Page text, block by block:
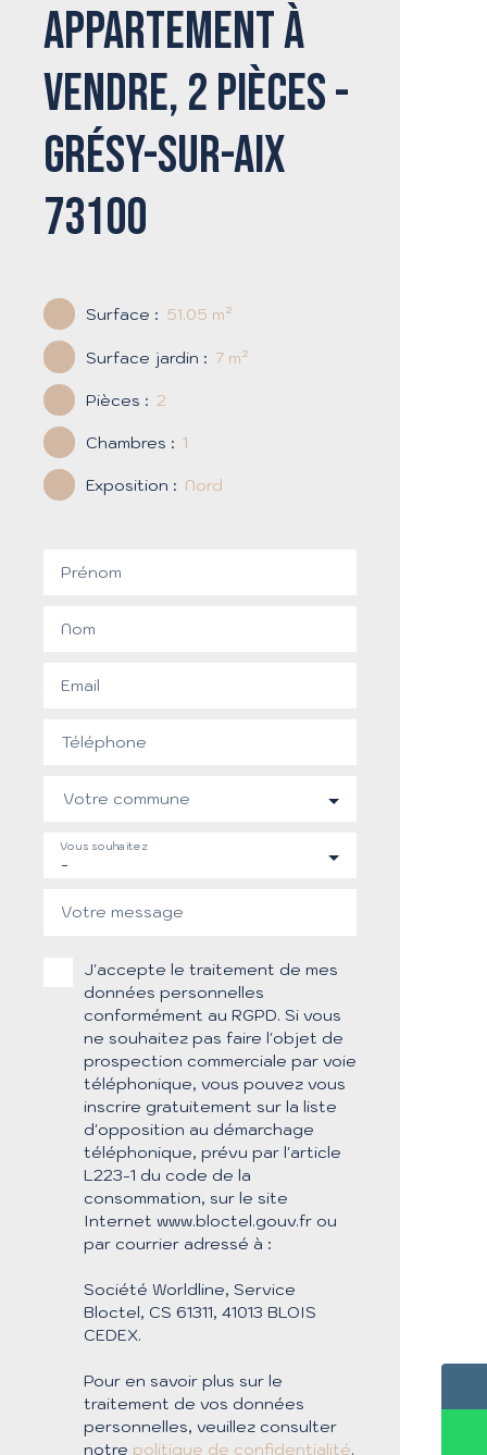
Appartement à
vendre, 2 pièces -
Grésy-sur-Aix
73100
Surface : 51.05 m²
Surface jardin : 7 m²
Pièces : 2
Chambres : 1
Exposition : Nord
Prénom
Nom
Email
Téléphone
Votre commune
-
Vous souhaitez
Votre message
J'accepte le traitement de mes
données personnelles
conformément au RGPD. Si vous
ne souhaitez pas faire l'objet de
prospection commerciale par voie
téléphonique, vous pouvez vous
inscrire gratuitement sur la liste
d'opposition au démarchage
téléphonique, prévu par l'article
L223-1 du code de la
consommation, sur le site
Internet www.bloctel.gouv.fr ou
par courrier adressé à :
Société Worldline, Service
Bloctel, CS 61311, 41013 BLOIS
CEDEX.
Pour en savoir plus sur le
traitement de vos données
personnelles, veuillez consulter
notre politique de confidentialité.